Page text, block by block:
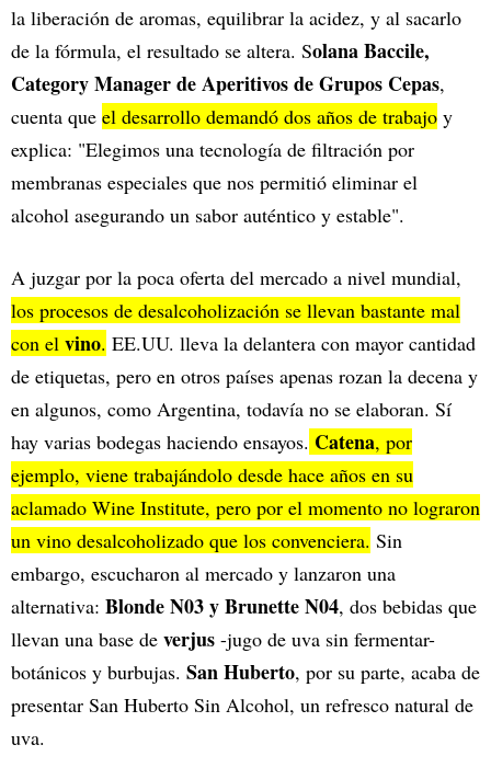
la liberación de aromas, equilibrar la acidez, y al sacarlo
de la fórmula, el resultado se altera. Solana Baccile,
Category Manager de Aperitivos de Grupos Cepas,
cuenta que el desarrollo demandó dos años de trabajo y
explica: "Elegimos una tecnología de filtración por
membranas especiales que nos permitió eliminar el
alcohol asegurando un sabor auténtico y estable".
A juzgar por la poca oferta del mercado a nivel mundial,
los procesos de desalcoholización se llevan bastante mal
con el vino. EE.UU. lleva la delantera con mayor cantidad
de etiquetas, pero en otros países apenas rozan la decena y
en algunos, como Argentina, todavía no se elaboran. Sí
hay varias bodegas haciendo ensayos. Catena, por
ejemplo, viene trabajándolo desde hace años en su
aclamado Wine Institute, pero por el momento no lograron
un vino desalcoholizado que los convenciera. Sin
embargo, escucharon al mercado y lanzaron una
alternativa: Blonde N03 y Brunette N04, dos bebidas que
llevan una base de verjus -jugo de uva sin fermentar-
botánicos y burbujas. San Huberto, por su parte, acaba de
presentar San Huberto Sin Alcohol, un refresco natural de
uva.